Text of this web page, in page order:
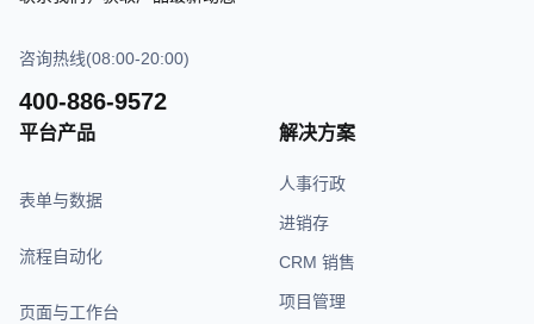
咨询热线(08:00-20:00)
400-886-9572
平台产品
表单与数据
流程自动化
页面与工作台
解决方案
人事行政
进销存
CRM 销售
项目管理